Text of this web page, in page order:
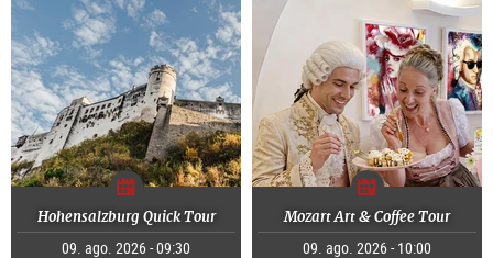
Hohensalzburg Quick Tour
09. ago. 2026 - 09:30
Mozart Art & Coffee Tour
09. ago. 2026 - 10:00